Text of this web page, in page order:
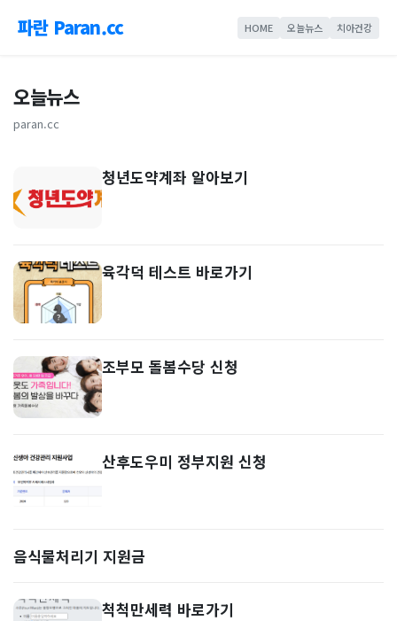
파란 Paran.cc HOME 오늘뉴스 치아건강
오늘뉴스
paran.cc
청년도약계좌 알아보기
육각덕 테스트 바로가기
조부모 돌봄수당 신청
산후도우미 정부지원 신청
음식물처리기 지원금
척척만세력 바로가기